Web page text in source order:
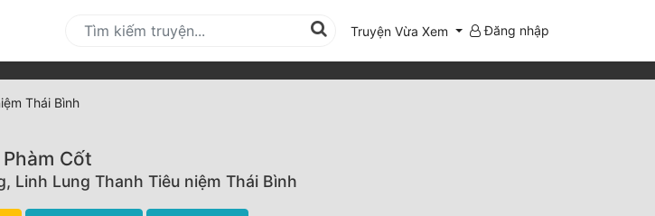
Truyện Vừa Xem Đăng nhập
Thái Bình
Phàm Cốt
Linh Lung Thanh Tiêu niệm Thái Bình